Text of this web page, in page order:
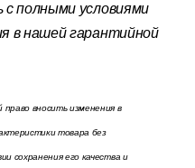
полными условиями
в нашей гарантийной
вносить изменения в
товара без
сохранения его качества и